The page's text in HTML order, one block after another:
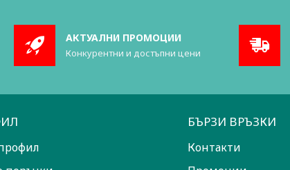
АКТУАЛНИ ПРОМОЦИИ
Конкурентни и достъпни цени
БЪРЗИ ВРЪЗКИ
Контакти